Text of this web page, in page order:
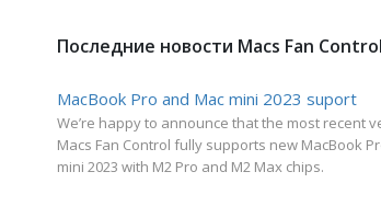
Последние новости Macs Fan
MacBook Pro and Mac mini 2023 suport
We’re happy to announce that the most recent
Macs Fan Control fully supports new MacBook
mini 2023 with M2 Pro and M2 Max chips.